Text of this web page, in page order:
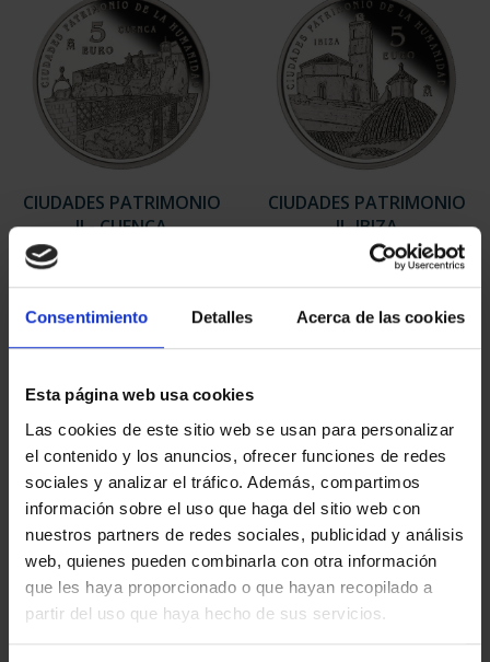
Consentimiento Detalles Acerca de las cookies
Esta página web usa cookies
Las cookies de este sitio web se usan para personalizar
el contenido y los anuncios, ofrecer funciones de redes
sociales y analizar el tráfico. Además, compartimos
información sobre el uso que haga del sitio web con
nuestros partners de redes sociales, publicidad y análisis
web, quienes pueden combinarla con otra información
que les haya proporcionado o que hayan recopilado a
partir del uso que haya hecho de sus servicios.
CIUDADES PATRIMONIO
II - CUENCA
CIUDADES PATRIMONIO
II- IBIZA
73,00 €
CIUDADES PATRIMONIO
II- MÉRIDA
73,00 €
CIUDADES PATRIMONIO
II - LA LAGUNA
73,00 €